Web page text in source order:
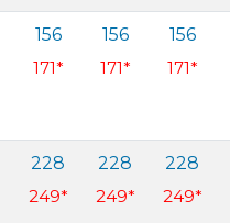
156
171*
156
171*
156
171*
228
249*
228
249*
228
249*